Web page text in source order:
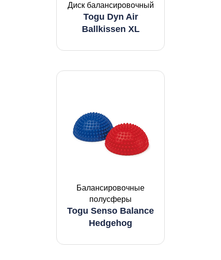
Диск балансировочный
Togu Dyn Air
Ballkissen XL
Балансировочные
полусферы
Togu Senso Balance
Hedgehog